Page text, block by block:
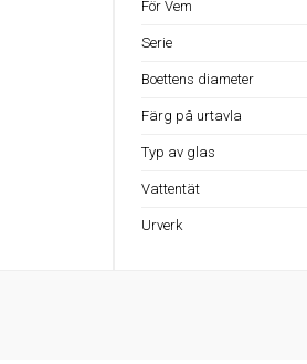
För Vem
Serie
Boettens diameter
Färg på urtavla
Typ av glas
Vattentät
Urverk